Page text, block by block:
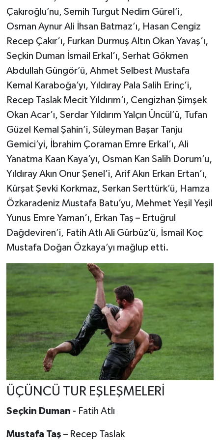
Çakıroğlu’nu, Semih Turgut Nedim Gürel’i,
Osman Aynur Ali İhsan Batmaz’ı, Hasan Cengiz
Recep Çakır’ı, Furkan Durmuş Altın Okan Yavaş’ı,
Seçkin Duman İsmail Erkal’ı, Serhat Gökmen
Abdullah Güngör’ü, Ahmet Selbest Mustafa
Kemal Karaboğa’yı, Yıldıray Pala Salih Erinç’i,
Recep Taslak Mecit Yıldırım’ı, Cengizhan Şimşek
Okan Acar’ı, Serdar Yıldırım Yalçın Üncül’ü, Tufan
Güzel Kemal Şahin’i, Süleyman Başar Tanju
Gemici’yi, İbrahim Çoraman Emre Erkal’ı, Ali
Yanatma Kaan Kaya’yı, Osman Kan Salih Dorum’u,
Yıldıray Akın Onur Şenel’i, Arif Akın Erkan Ertan’ı,
Kürşat Şevki Korkmaz, Serkan Serttürk’ü, Hamza
Özkaradeniz Mustafa Batu’yu, Mehmet Yeşil Yeşil
Yunus Emre Yaman’ı, Erkan Taş – Ertuğrul
Dağdeviren’i, Fatih Atlı Ali Gürbüz’ü, İsmail Koç
Mustafa Doğan Özkaya’yı mağlup etti.
ÜÇÜNCÜ TUR EŞLEŞMELERİ
Seçkin Duman - Fatih Atlı
Mustafa Taş – Recep Taslak